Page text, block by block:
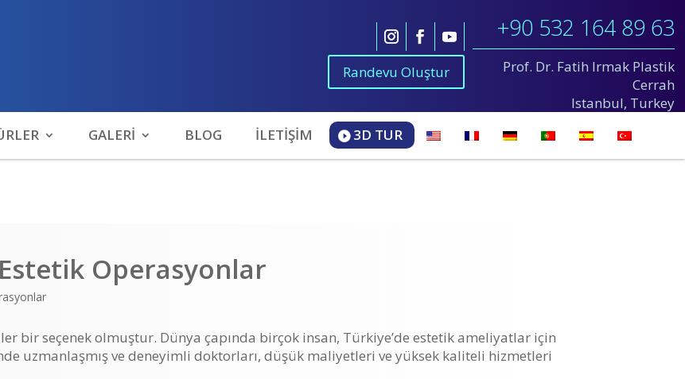
Randevu Oluştur
+90 532 164 89 63
Prof. Dr. Fatih Irmak Plastik
Cerrah
Istanbul, Turkey
GALERİ BLOG İLETİŞİM 3D TUR
Operasyonlar
bir seçenek olmuştur. Dünya çapında birçok insan, Türkiye’de estetik ameliyatlar için
uzmanlaşmış ve deneyimli doktorları, düşük maliyetleri ve yüksek kaliteli hizmetleri